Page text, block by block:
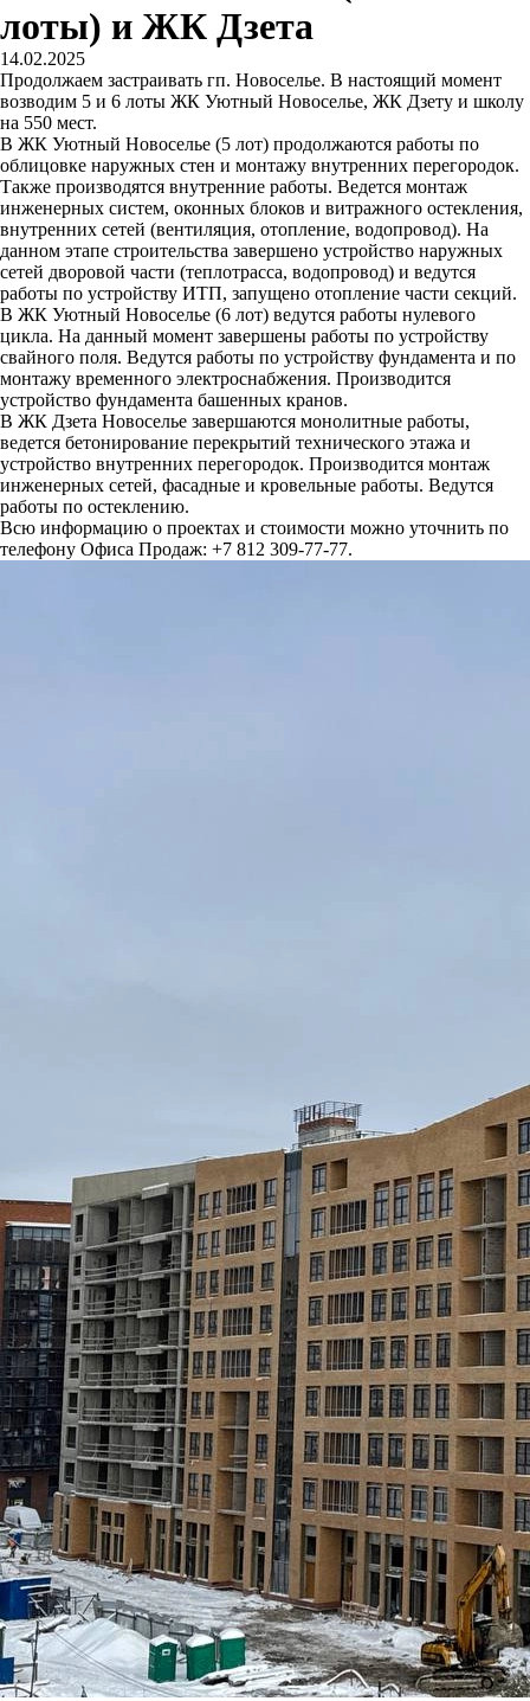
лоты) и ЖК Дзета
14.02.2025
Продолжаем застраивать гп. Новоселье. В настоящий момент
возводим 5 и 6 лоты ЖК Уютный Новоселье, ЖК Дзету и школу
на 550 мест.
В ЖК Уютный Новоселье (5 лот) продолжаются работы по
облицовке наружных стен и монтажу внутренних перегородок.
Также производятся внутренние работы. Ведется монтаж
инженерных систем, оконных блоков и витражного остекления,
внутренних сетей (вентиляция, отопление, водопровод). На
данном этапе строительства завершено устройство наружных
сетей дворовой части (теплотрасса, водопровод) и ведутся
работы по устройству ИТП, запущено отопление части секций.
В ЖК Уютный Новоселье (6 лот) ведутся работы нулевого
цикла. На данный момент завершены работы по устройству
свайного поля. Ведутся работы по устройству фундамента и по
монтажу временного электроснабжения. Производится
устройство фундамента башенных кранов.
В ЖК Дзета Новоселье завершаются монолитные работы,
ведется бетонирование перекрытий технического этажа и
устройство внутренних перегородок. Производится монтаж
инженерных сетей, фасадные и кровельные работы. Ведутся
работы по остеклению.
Всю информацию о проектах и стоимости можно уточнить по
телефону Офиса Продаж: +7 812 309-77-77.